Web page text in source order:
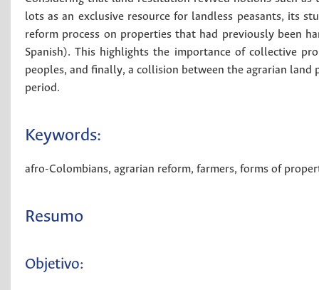
lots as an exclusive resource for landless peasants, its
reform process on properties that had previously been
Spanish). This highlights the importance of collective
peoples, and finally, a collision between the agrarian
period.
Keywords:
afro-Colombians, agrarian reform, farmers, forms of
Resumo
Objetivo: